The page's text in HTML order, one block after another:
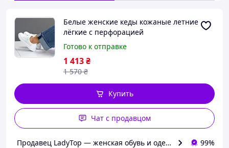
Белые женские кеды кожаные летние
лёгкие с перфорацией
Готово к отправке
1 413₴
1 570 ₴
Купить
Чат с продавцом
Продавец LadyTop — женская обувь и одежда 99%